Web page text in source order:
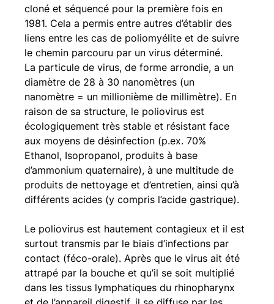
cloné et séquencé pour la première fois en
1981. Cela a permis entre autres d’établir des
liens entre les cas de poliomyélite et de suivre
le chemin parcouru par un virus déterminé.
La particule de virus, de forme arrondie, a un
diamètre de 28 à 30 nanomètres (un
nanomètre = un millionième de millimètre). En
raison de sa structure, le poliovirus est
écologiquement très stable et résistant face
aux moyens de désinfection (p.ex. 70%
Ethanol, Isopropanol, produits à base
d’ammonium quaternaire), à une multitude de
produits de nettoyage et d’entretien, ainsi qu’à
différents acides (y compris l’acide gastrique).
Le poliovirus est hautement contagieux et il est
surtout transmis par le biais d’infections par
contact (féco-orale). Après que le virus ait été
attrapé par la bouche et qu’il se soit multiplié
dans les tissus lymphatiques du rhinopharynx